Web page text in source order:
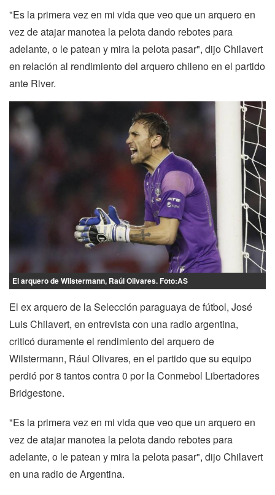
"Es la primera vez en mi vida que veo que un arquero en
vez de atajar manotea la pelota dando rebotes para
adelante, o le patean y mira la pelota pasar", dijo Chilavert
en relación al rendimiento del arquero chileno en el partido
ante River.
El arquero de Wilstermann, Raúl Olivares. Foto:AS
El ex arquero de la Selección paraguaya de fútbol, José
Luis Chilavert, en entrevista con una radio argentina,
criticó duramente el rendimiento del arquero de
Wilstermann, Rául Olivares, en el partido que su equipo
perdió por 8 tantos contra 0 por la Conmebol Libertadores
Bridgestone.
"Es la primera vez en mi vida que veo que un arquero en
vez de atajar manotea la pelota dando rebotes para
adelante, o le patean y mira la pelota pasar", dijo Chilavert
en una radio de Argentina.